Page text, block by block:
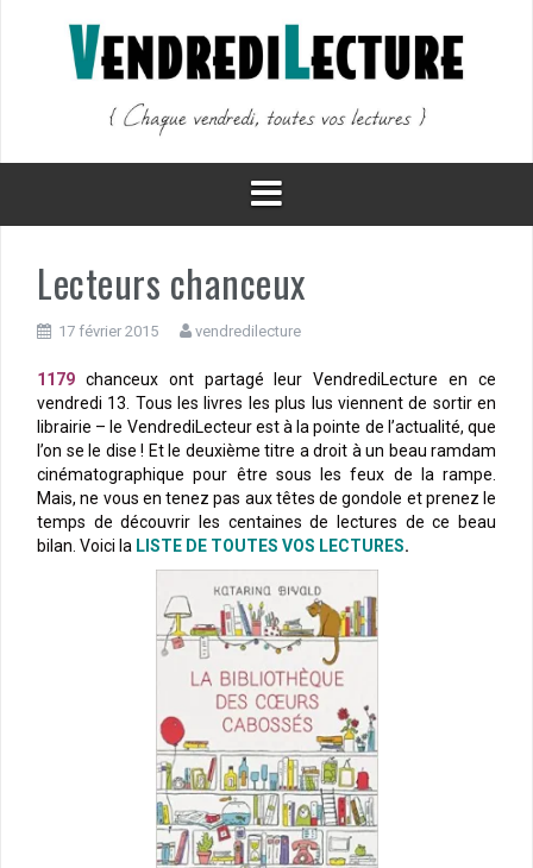
Lecteurs chanceux
17 février 2015 vendredilecture
1179 chanceux ont partagé leur VendrediLecture en ce
vendredi 13. Tous les livres les plus lus viennent de sortir en
librairie – le VendrediLecteur est à la pointe de l’actualité, que
l’on se le dise ! Et le deuxième titre a droit à un beau ramdam
cinématographique pour être sous les feux de la rampe.
Mais, ne vous en tenez pas aux têtes de gondole et prenez le
temps de découvrir les centaines de lectures de ce beau
bilan. Voici la LISTE DE TOUTES VOS LECTURES.